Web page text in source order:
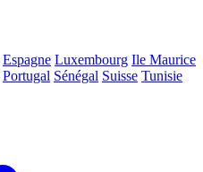
Espagne Luxembourg Ile Maurice
Portugal Sénégal Suisse Tunisie